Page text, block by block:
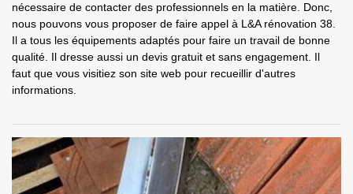
nécessaire de contacter des professionnels en la matière. Donc,
nous pouvons vous proposer de faire appel à L&A rénovation 38.
Il a tous les équipements adaptés pour faire un travail de bonne
qualité. Il dresse aussi un devis gratuit et sans engagement. Il
faut que vous visitiez son site web pour recueillir d'autres
informations.